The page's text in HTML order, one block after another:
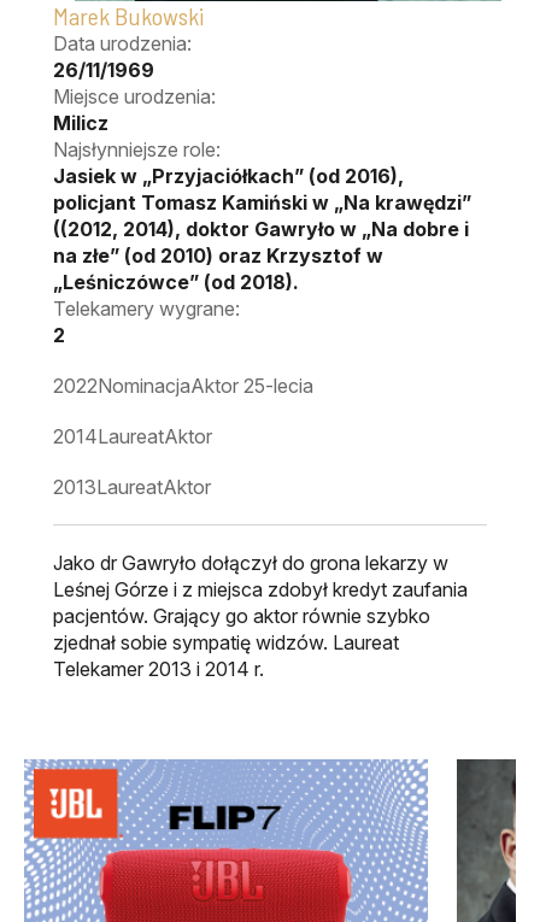
Marek Bukowski
Data urodzenia:
26/11/1969
Miejsce urodzenia:
Milicz
Najsłynniejsze role:
Jasiek w „Przyjaciółkach” (od 2016),
policjant Tomasz Kamiński w „Na krawędzi”
((2012, 2014), doktor Gawryło w „Na dobre i
na złe” (od 2010) oraz Krzysztof w
„Leśniczówce” (od 2018).
Telekamery wygrane:
2
2022NominacjaAktor 25-lecia
2014LaureatAktor
2013LaureatAktor
Jako dr Gawryło dołączył do grona lekarzy w
Leśnej Górze i z miejsca zdobył kredyt zaufania
pacjentów. Grający go aktor równie szybko
zjednał sobie sympatię widzów. Laureat
Telekamer 2013 i 2014 r.